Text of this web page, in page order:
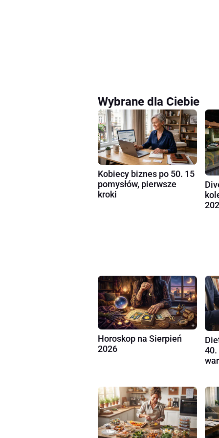
Wybrane dla Ciebie
Kobiecy biznes po 50. 15
pomysłów, pierwsze
kroki
Horoskop na Sierpień
2026
40.